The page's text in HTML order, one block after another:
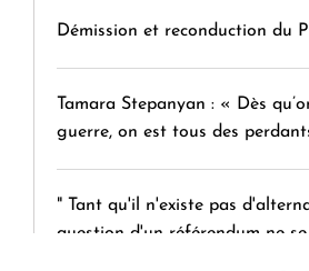
Démission et reconduction du
Tamara Stepanyan : « Dès
guerre, on est tous des
" Tant qu'il n'existe pas
question d'un référendum ne